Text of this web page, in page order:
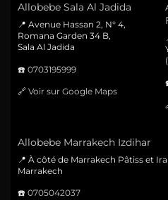
Allobebe Sala Al Jadida
📍 Avenue Hassan 2, N° 4,
Romana Garden 34 B,
Sala Al Jadida
☎️ 0703195999
🔗 Voir sur Google Maps
Allobebe Marrakech Izdihar
📍 À côté de Marrakech Pâtiss et
Marrakech
☎️ 0705042037